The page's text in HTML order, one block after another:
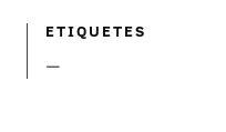
ETIQUETES
—